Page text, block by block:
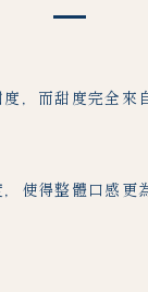
而甜度完全
使得整體口感